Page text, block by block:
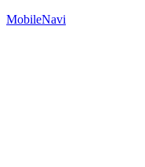
MobileNavi